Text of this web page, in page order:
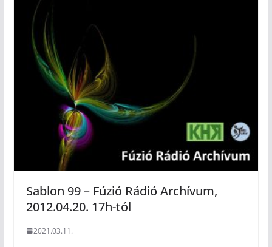
Sablon 99 – Fúzió Rádió Archívum,
2012.04.20. 17h-tól
2021.03.11.